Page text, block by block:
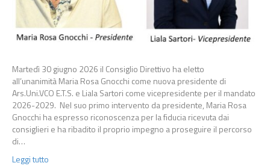
Martedì 30 giugno 2026 il Consiglio Direttivo ha eletto
all’unanimità Maria Rosa Gnocchi come nuova presidente di
Ars.Uni.VCO E.T.S. e Liala Sartori come vicepresidente per il mandato
2026-2029. Nel suo primo intervento da presidente, Maria Rosa
Gnocchi ha espresso riconoscenza per la fiducia ricevuta dai
consiglieri e ha ribadito il proprio impegno a proseguire il percorso
di…
Leggi tutto